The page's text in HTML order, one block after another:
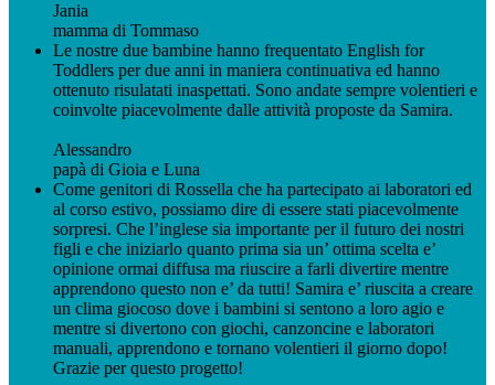
Jania
mamma di Tommaso
Le nostre due bambine hanno frequentato English for
Toddlers per due anni in maniera continuativa ed hanno
ottenuto risulatati inaspettati. Sono andate sempre volentieri e
coinvolte piacevolmente dalle attività proposte da Samira.
Alessandro
papà di Gioia e Luna
Come genitori di Rossella che ha partecipato ai laboratori ed
al corso estivo, possiamo dire di essere stati piacevolmente
sorpresi. Che l’inglese sia importante per il futuro dei nostri
figli e che iniziarlo quanto prima sia un’ ottima scelta e’
opinione ormai diffusa ma riuscire a farli divertire mentre
apprendono questo non e’ da tutti! Samira e’ riuscita a creare
un clima giocoso dove i bambini si sentono a loro agio e
mentre si divertono con giochi, canzoncine e laboratori
manuali, apprendono e tornano volentieri il giorno dopo!
Grazie per questo progetto!